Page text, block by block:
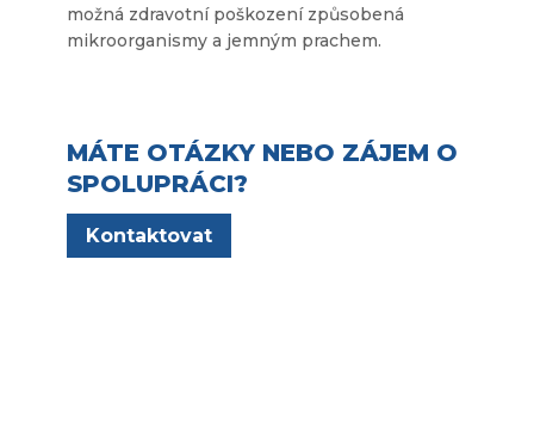
možná zdravotní poškození způsobená
mikroorganismy a jemným prachem.
MÁTE OTÁZKY NEBO ZÁJEM O
SPOLUPRÁCI?
Kontaktovat